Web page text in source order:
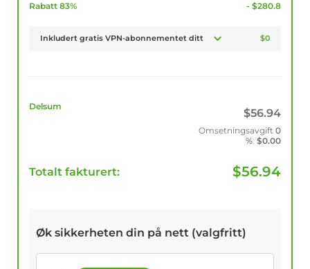
Rabatt 83% - $280.8
Inkludert gratis VPN-abonnementet ditt $0
Delsum
$56.94
Omsetningsavgift 0
% $0.00
Totalt fakturert: $56.94
Øk sikkerheten din på nett (valgfritt)